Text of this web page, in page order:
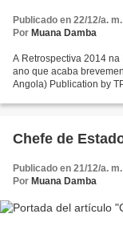
Publicado en 22/12/a.
Por Muana Damba
A Retrospectiva 2014
ano que acaba
Angola) Publication by
Chefe de
Publicado en 21/12/a.
Por Muana Damba